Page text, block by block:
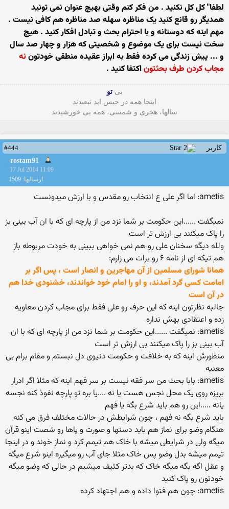
لطفا" کل کل نکنید . من فکر کنم وقتی بهیچ عنوان نمی تونید
همدیگر رو قانع کنید یک مناظره سهله صد مناظره هم کافی نیست .
مهم اینه که دوستانه و با احترام بحث و تبادل افکار کنید . هیچ
سخت نیست برای یک موضوع و شخصیتی که هزار و چهار صد سال
و ... پیش زندگی می کرده فقط به ابراز عقیده منطقی خودتوننه
مجاب کردن طرف بحثتوناکتفا کنید .
بی تو
اینجا همه در حبس ابد تبعیدند
سالها، هجری و شمسی، همه بی خورشیدند
کاربر
#444
rostam91
17 Jul 2014 11:09
ارسالها: 1509
ametis: اما اگر علی ع انتخاب رو مقدس و با ارزش میدونست
نمیگفت ......این حکومت بر شما نزد من از پارچه ای که با ان آب بینی بز
را پاک میکنند بی ارزش تر است
ولله دیگه سخنان علی رو هم نمی خواهی ببینی به خودت مربوطه باز
هم تیکه ای از نامه ۶ رو برات می زارم:
همانا شوراى مسلمين از آن مهاجرين و انصار است ، پس اگر بر
امامت كسى گرد آمدند، و او را امام خود خواندند، خشنودى خدا هم
در آن است
جالبه نظرتون اینه که این حرف رو علی فقط برای مجاب کردن معاویه
زده و اعتقادی بهش نداره
ametis: نمیگفت ......این حکومت بر شما نزد من از پارچه ای که با ان
آب بینی بز را پاک میکنند بی ارزش تر است
منظورش اینه که به خلافت و حکومت دنیوی دل نبستم و مقام برام بی
معنیه
ametis: بابا بحث من سر فقه نیست بر سر فهم اینه که مثلا اگر ادرار
بریزه روی یک محل نجس هست یا نه ....یا بره تو پارچه نفوذ کنه نجسه
یانه .....این رو هم باید شرع بگه یا فهم
باید شرع بگه نه فهم ، چون شرایطش در حالات مختلف فرق می کنه
هنگام وضو برای نماز هم باید دستها و صورت و پاها رو شصت اینو قرآن
میگه ولی در شرایطی میشه با خاک هم تیمم کرد و نماز خوند و در اینجا
تیمم میشه بدل وضو پس خاک مثلا جای آب رو میگیره اینو شرع میگه
و عقل اگه بگه میگه خاک که بدتر کثیف میشیم در حالی که وضو میگه
خودتون رو پاک کنید
ametis: چون هم فتوا داده و هم اجتهاد کرده